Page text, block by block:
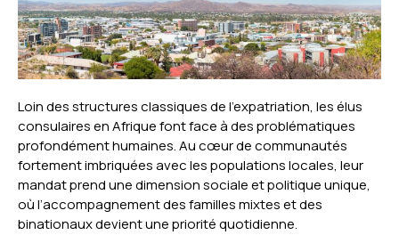
Loin des structures classiques de l’expatriation, les élus
consulaires en Afrique font face à des problématiques
profondément humaines. Au cœur de communautés
fortement imbriquées avec les populations locales, leur
mandat prend une dimension sociale et politique unique,
où l’accompagnement des familles mixtes et des
binationaux devient une priorité quotidienne.